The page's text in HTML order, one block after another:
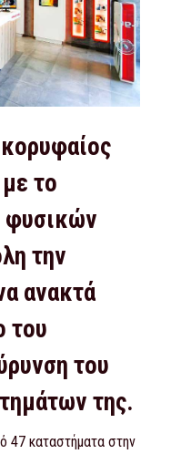
το
φυσικών
την
ανακτά
του
του
της.
47 καταστήματα στην